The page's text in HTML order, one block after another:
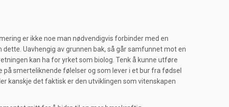
er ikke noe man nødvendigvis forbinder med en
Uavhengig av grunnen bak, så går samfunnet mot en
kan ha for yrket som biolog. Tenk å kunne utføre
smerteliknende følelser og som lever i et bur fra fødsel
kanskje det faktisk er den utviklingen som vitenskapen